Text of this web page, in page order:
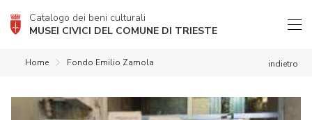
Catalogo dei beni culturali
MUSEI CIVICI DEL COMUNE DI TRIESTE
indietro
Home Fondo Emilio Zamola